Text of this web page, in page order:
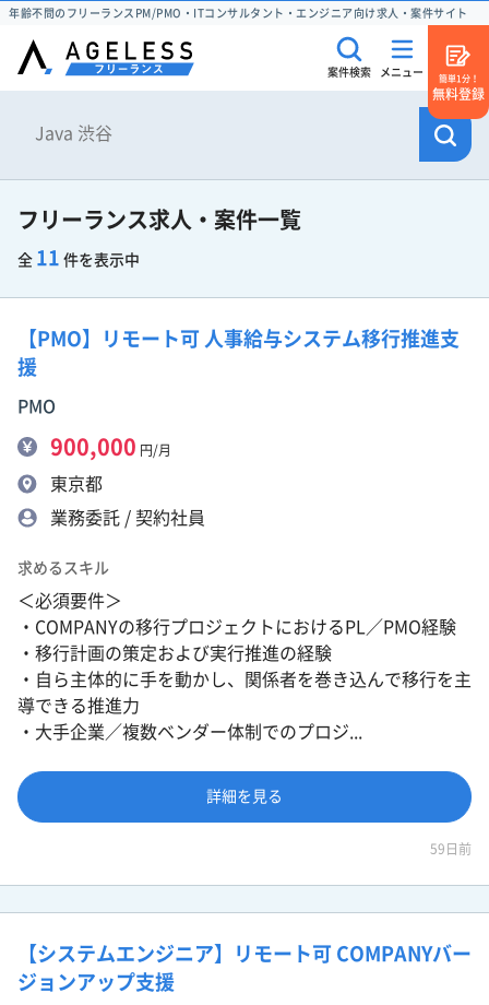
年齢不問のフリーランスPM/PMO・ITコンサルタント・エンジニア向け求人・案件サイト
案件検索 メニュー
簡単1分！
無料登録
フリーランス求人・案件一覧
全 11 件を表示中
【PMO】リモート可 人事給与システム移行推進支
援
PMO
900,000 円/月
東京都
業務委託 / 契約社員
求めるスキル
＜必須要件＞
・COMPANYの移行プロジェクトにおけるPL／PMO経験
・移行計画の策定および実行推進の経験
・自ら主体的に手を動かし、関係者を巻き込んで移行を主
導できる推進力
・大手企業／複数ベンダー体制でのプロジ...
詳細を見る
59日前
【システムエンジニア】リモート可 COMPANYバー
ジョンアップ支援